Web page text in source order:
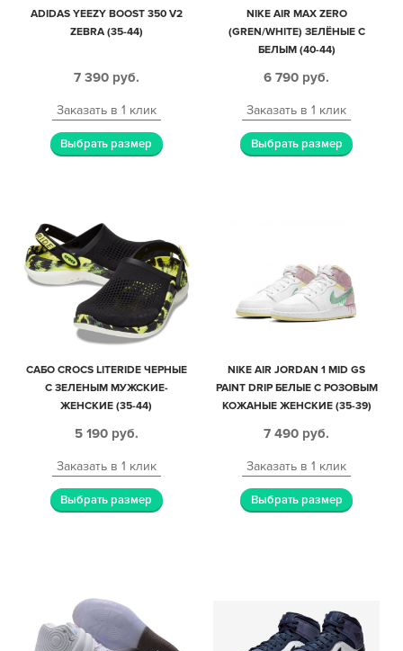
ADIDAS YEEZY BOOST 350 V2
ZEBRA (35-44)
7 390 руб.
Заказать в 1 клик
Выбрать размер
NIKE AIR MAX ZERO
(GREN/WHITE) ЗЕЛЁНЫЕ С
БЕЛЫМ (40-44)
6 790 руб.
Заказать в 1 клик
Выбрать размер
САБО CROCS LITERIDE ЧЕРНЫЕ
С ЗЕЛЕНЫМ МУЖСКИЕ-
ЖЕНСКИЕ (35-44)
5 190 руб.
Заказать в 1 клик
Выбрать размер
NIKE AIR JORDAN 1 MID GS
PAINT DRIP БЕЛЫЕ С РОЗОВЫМ
КОЖАНЫЕ ЖЕНСКИЕ (35-39)
7 490 руб.
Заказать в 1 клик
Выбрать размер